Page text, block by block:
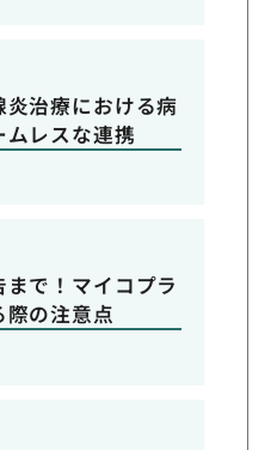
治療における病
レスな連携
で！マイコプラ
の注意点